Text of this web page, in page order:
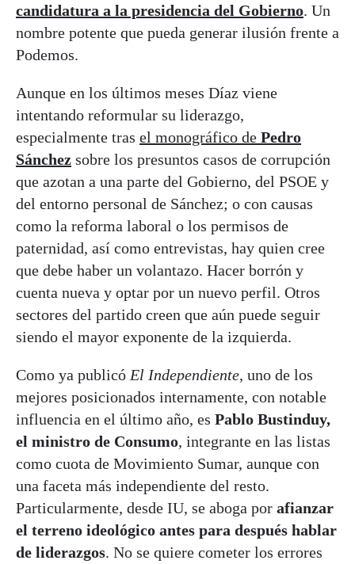
candidatura a la presidencia del Gobierno. Un
nombre potente que pueda generar ilusión frente a
Podemos.
Aunque en los últimos meses Díaz viene
intentando reformular su liderazgo,
especialmente tras el monográfico de Pedro
Sánchez sobre los presuntos casos de corrupción
que azotan a una parte del Gobierno, del PSOE y
del entorno personal de Sánchez; o con causas
como la reforma laboral o los permisos de
paternidad, así como entrevistas, hay quien cree
que debe haber un volantazo. Hacer borrón y
cuenta nueva y optar por un nuevo perfil. Otros
sectores del partido creen que aún puede seguir
siendo el mayor exponente de la izquierda.
Como ya publicó El Independiente, uno de los
mejores posicionados internamente, con notable
influencia en el último año, es Pablo Bustinduy,
el ministro de Consumo, integrante en las listas
como cuota de Movimiento Sumar, aunque con
una faceta más independiente del resto.
Particularmente, desde IU, se aboga por afianzar
el terreno ideológico antes para después hablar
de liderazgos. No se quiere cometer los errores